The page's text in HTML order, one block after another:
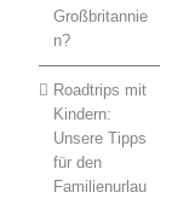
Großbritannie
n?
Roadtrips mit
Kindern:
Unsere Tipps
für den
Familienurlau